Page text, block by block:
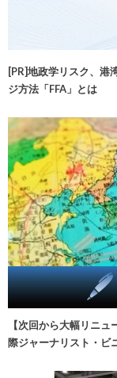
[PR]地政学リスク、港
ジ方法「FFA」とは
【次回から大幅リニ
際ジャーナリスト・ビ